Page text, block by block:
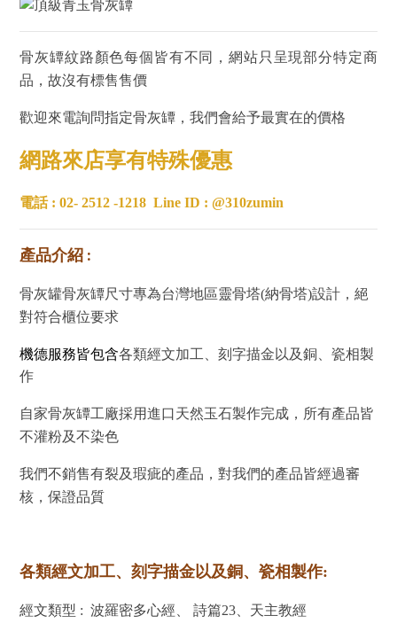
骨灰罈紋路顏色每個皆有不同，網站只呈現部分特定商
品，故沒有標售售價
歡迎來電詢問指定骨灰罈，我們會給予最實在的價格
網路來店享有特殊優惠
電話 : 02- 2512 -1218 Line ID : @310zumin
產品介紹 :
骨灰罐骨灰罈尺寸專為台灣地區靈骨塔(納骨塔)設計，絕
對符合櫃位要求
機德服務皆包含各類經文加工、刻字描金以及銅、瓷相製
作
自家骨灰罈工廠採用進口天然玉石製作完成，所有產品皆
不灌粉及不染色
我們不銷售有裂及瑕疵的產品，對我們的產品皆經過審
核，保證品質
各類經文加工、刻字描金以及銅、瓷相製作:
經文類型 : 波羅密多心經、 詩篇23、天主教經